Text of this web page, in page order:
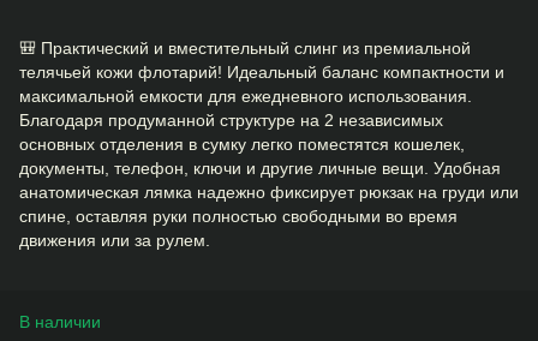
🎒 Практический и вместительный слинг из премиальной
телячьей кожи флотарий! Идеальный баланс компактности и
максимальной емкости для ежедневного использования.
Благодаря продуманной структуре на 2 независимых
основных отделения в сумку легко поместятся кошелек,
документы, телефон, ключи и другие личные вещи. Удобная
анатомическая лямка надежно фиксирует рюкзак на груди или
спине, оставляя руки полностью свободными во время
движения или за рулем.
В наличии